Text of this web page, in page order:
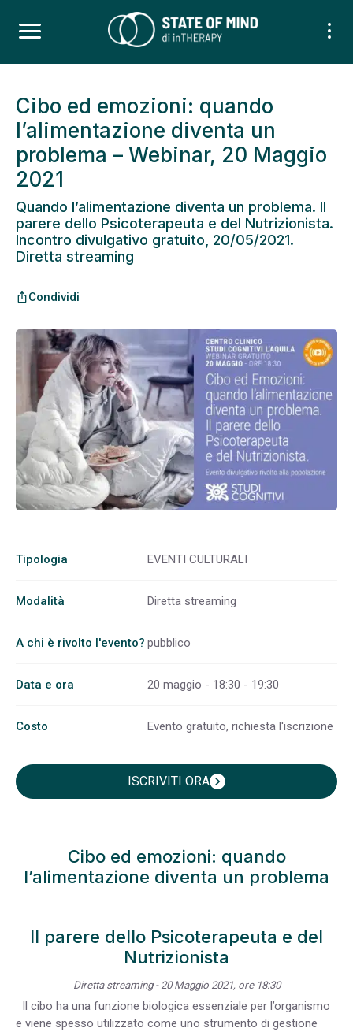
Cibo ed emozioni: quando
l’alimentazione diventa un
problema – Webinar, 20 Maggio
2021
Quando l’alimentazione diventa un problema. Il
parere dello Psicoterapeuta e del Nutrizionista.
Incontro divulgativo gratuito, 20/05/2021.
Diretta streaming
ios_shareCondividi
Tipologia EVENTI CULTURALI
Modalità Diretta streaming
A chi è rivolto l'evento? pubblico
Data e ora 20 maggio - 18:30 - 19:30
Costo Evento gratuito, richiesta l'iscrizione
ISCRIVITI ORAchevron_right
Cibo ed emozioni: quando
l’alimentazione diventa un problema
Il parere dello Psicoterapeuta e del
Nutrizionista
Diretta streaming - 20 Maggio 2021, ore 18:30
Il cibo ha una funzione biologica essenziale per l’organismo
e viene spesso utilizzato come uno strumento di gestione